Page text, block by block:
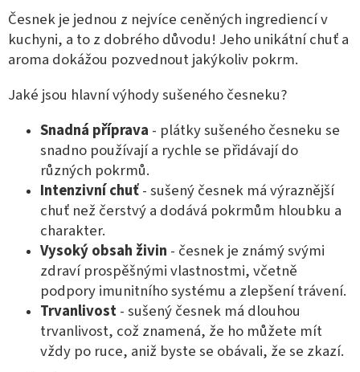
Česnek je jednou z nejvíce ceněných ingrediencí v
kuchyni, a to z dobrého důvodu! Jeho unikátní chuť a
aroma dokážou pozvednout jakýkoliv pokrm.
Jaké jsou hlavní výhody sušeného česneku?
Snadná příprava - plátky sušeného česneku se
snadno používají a rychle se přidávají do
různých pokrmů.
Intenzivní chuť- sušený česnek má výraznější
chuť než čerstvý a dodává pokrmům hloubku a
charakter.
Vysoký obsah živin - česnek je známý svými
zdraví prospěšnými vlastnostmi, včetně
podpory imunitního systému a zlepšení trávení.
Trvanlivost- sušený česnek má dlouhou
trvanlivost, což znamená, že ho můžete mít
vždy po ruce, aniž byste se obávali, že se zkazí.